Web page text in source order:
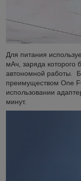
Для питания
мАч, заряда которого
автономной работы.
преимуществом One
использовании
минут.